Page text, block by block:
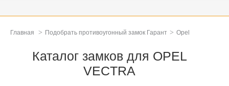
Главная > Подобрать противоугонный замок Гарант > Opel
Каталог замков для OPEL
VECTRA